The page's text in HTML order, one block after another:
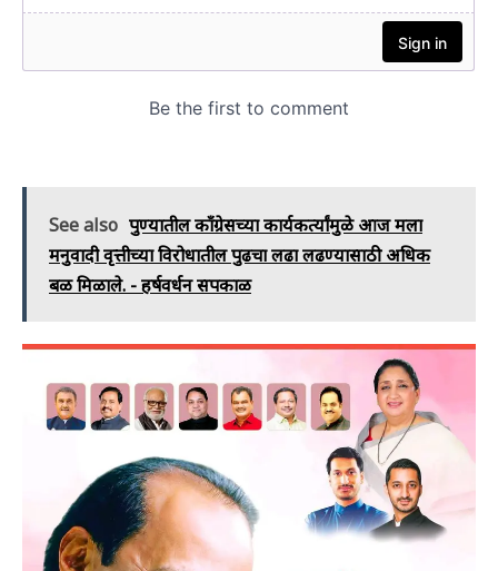
See also पुण्यातील काँग्रेसच्या कार्यकर्त्यांमुळे आज मला
मनुवादी वृत्तीच्या विरोधातील पुढचा लढा लढण्यासाठी अधिक
बळ मिळाले. - हर्षवर्धन सपकाळ